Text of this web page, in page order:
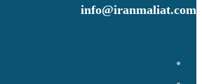
info@iranmaliat.com